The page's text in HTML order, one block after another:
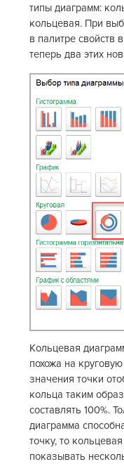
типы диаграмм:
кольцевая. При
в палитре свойств
теперь два этих
Кольцевая
похожа на
значения точки
кольца таким
составлять 100%.
диаграмма
точку, то
показывать